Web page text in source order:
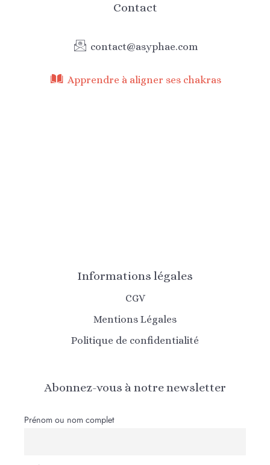
Contact
contact@asyphae.com
Apprendre à aligner ses chakras
Informations légales
CGV
Mentions Légales
Politique de confidentialité
Abonnez-vous à notre newsletter
Prénom ou nom complet